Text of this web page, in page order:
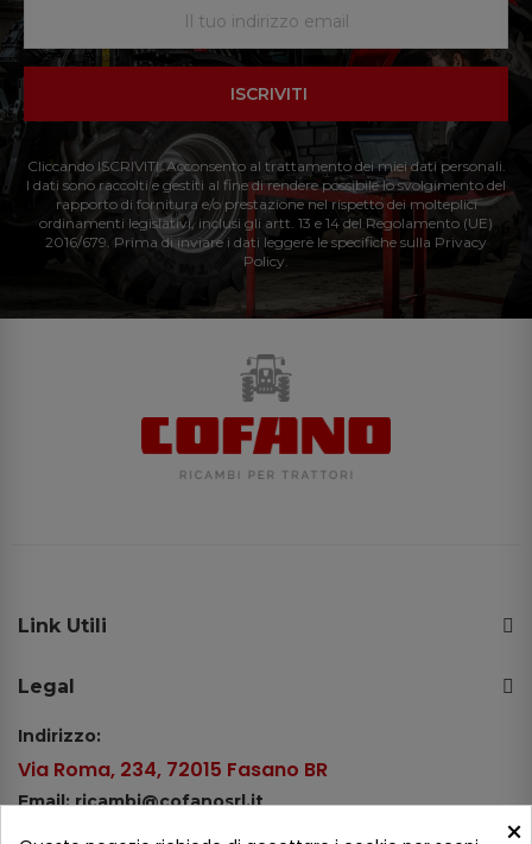
ISCRIVITI
Cliccando ISCRIVITI: Acconsento al trattamento dei miei dati personali.
I dati sono raccolti e gestiti al fine di rendere possibile lo svolgimento del
rapporto di fornitura e/o prestazione nel rispetto dei molteplici
ordinamenti legislativi, inclusi gli artt. 13 e 14 del Regolamento (UE)
2016/679. Prima di inviare i dati leggere le specifiche sulla Privacy
Policy.
Link Utili
Legal
Indirizzo:
Via Roma, 234, 72015 Fasano BR
Email: ricambi@cofanosrl.it
×